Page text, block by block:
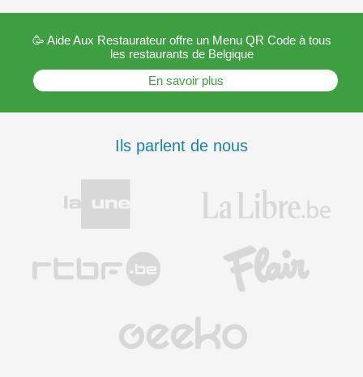
🥳 Aide Aux Restaurateur offre un Menu QR Code à tous
les restaurants de Belgique
En savoir plus
Ils parlent de nous